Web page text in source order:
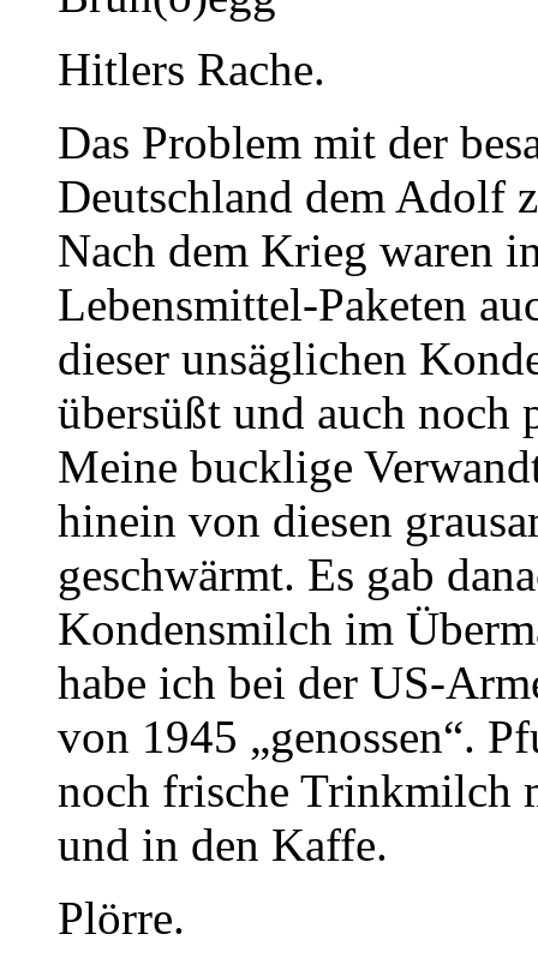
Hitlers Rache.
Das Problem mit der
Deutschland dem Adolf
Nach dem Krieg waren
Lebensmittel-Paketen
dieser unsäglichen
übersüßt und auch noch
Meine bucklige
hinein von diesen
geschwärmt. Es gab
Kondensmilch im
habe ich bei der US-
von 1945 „genossen“.
noch frische Trinkmilch
und in den Kaffe.
Plörre.